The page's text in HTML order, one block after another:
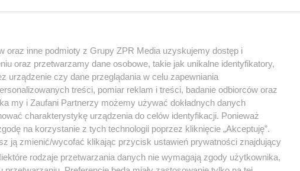
którzy przyjechali na
promil alkoholu w
ostre narzędzie. U
oraz inne podmioty z Grupy ZPR Media uzyskujemy dostęp i
oraz przetwarzamy dane osobowe, takie jak unikalne identyfikatory,
urządzenie czy dane przeglądania w celu zapewniania
treści, pomiar reklam i treści, badanie odbiorców oraz
my i Zaufani Partnerzy możemy używać dokładnych danych
charakterystykę urządzenia do celów identyfikacji. Ponieważ
na korzystanie z tych technologii poprzez kliknięcie „Akceptuję”.
ją zmienić/wycofać klikając przycisk ustawień prywatności znajdujący
rodzaje przetwarzania danych nie wymagają zgody użytkownika,